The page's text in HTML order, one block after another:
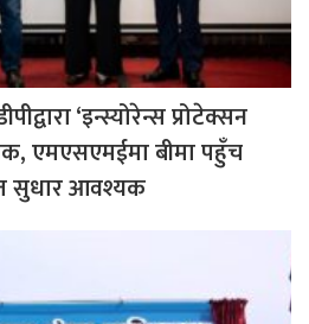
‘इन्स्योरेन्स प्रोटेक्सन
एमएसएमईमा बीमा पहुँच
सुधार आवश्यक